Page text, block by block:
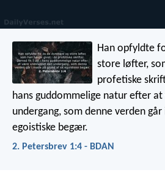
Han opfyldte
store løfter,
profetiske
hans guddommelige natur efter
undergang, som denne verden
egoistiske begær.
2. Petersbrev 1:4 - BDAN